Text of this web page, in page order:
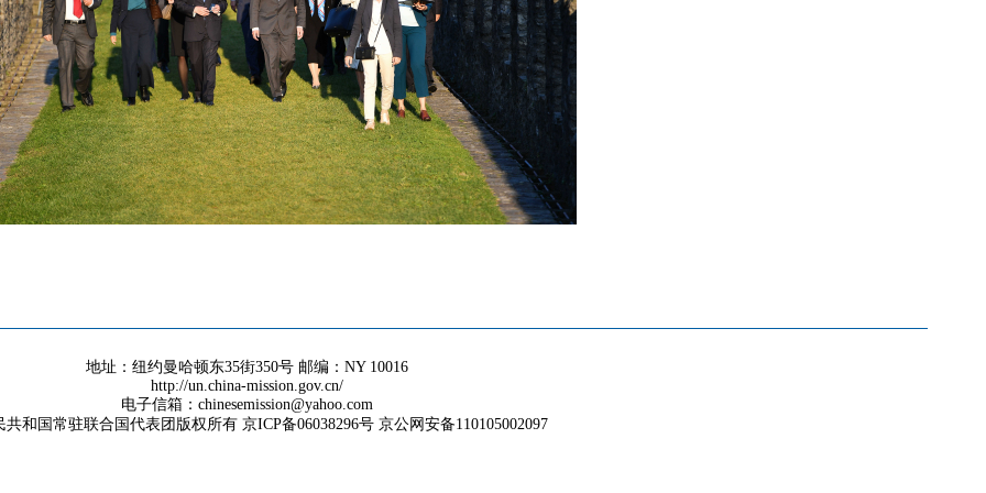
地址：纽约曼哈顿东35街350号 邮编：NY 10016
http://un.china-mission.gov.cn/
电子信箱：chinesemission@yahoo.com
共和国常驻联合国代表团版权所有 京ICP备06038296号 京公网安备110105002097